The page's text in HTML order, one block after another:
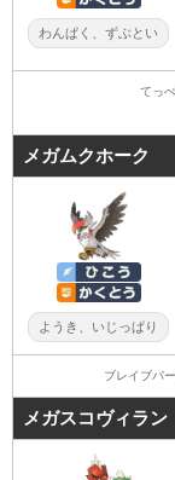
わんぱく、ずぶとい
てっ
メガムクホーク
ようき、いじっぱり
ブレイブバ
メガスコヴィラン